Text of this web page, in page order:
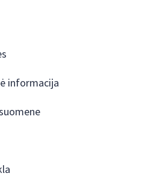
informacija